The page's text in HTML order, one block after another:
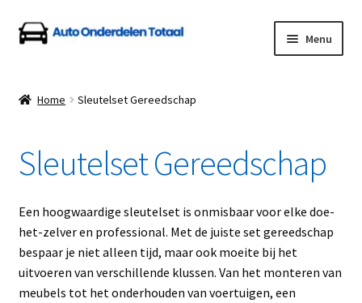
Ga
door
navigatie
Ga
naar
inhoud
Menu
Auto Onderdelen Shop
Betalen en Verzenden
Blog
Contact
Home Sleutelset Gereedschap
Sleutelset Gereedschap
Een hoogwaardige sleutelset is onmisbaar voor elke doe-
het-zelver en professional. Met de juiste set gereedschap
bespaar je niet alleen tijd, maar ook moeite bij het
uitvoeren van verschillende klussen. Van het monteren van
meubels tot het onderhouden van voertuigen, een